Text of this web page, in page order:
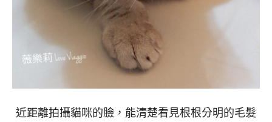
近距離拍攝貓咪的臉，能清楚看見根根分明的毛髮